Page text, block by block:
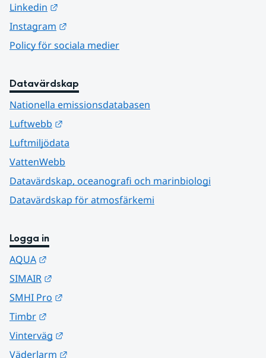
Linkedin
Instagram
Policy för sociala medier
Datavärdskap
Nationella emissionsdatabasen
Luftwebb
Luftmiljödata
VattenWebb
Datavärdskap, oceanografi och marinbiologi
Datavärdskap för atmosfärkemi
Logga in
AQUA
SIMAIR
SMHI Pro
Timbr
Vinterväg
Väderlarm